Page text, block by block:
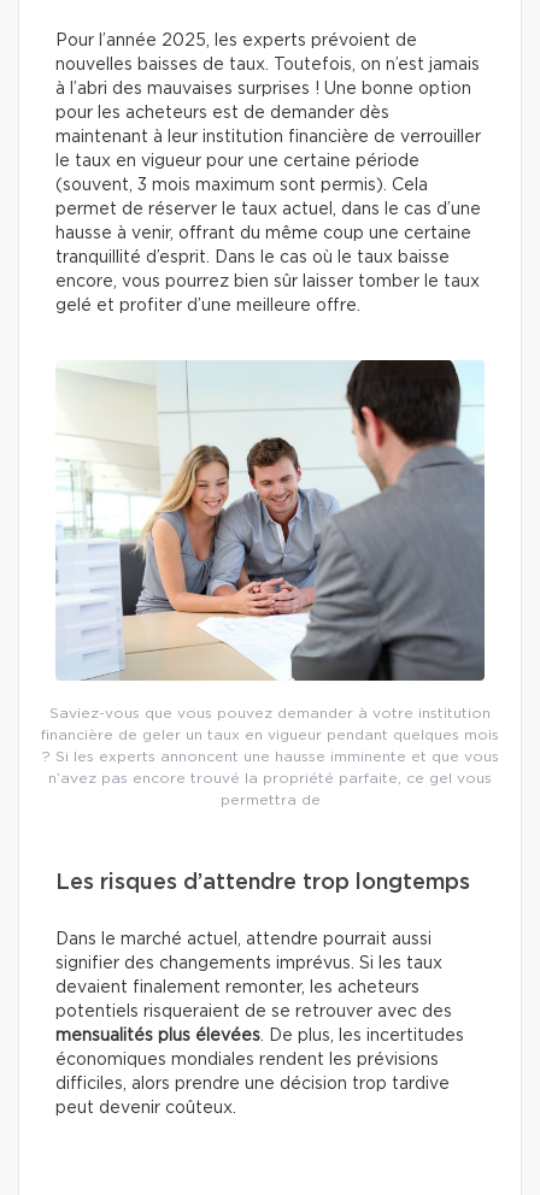
Pour l’année 2025, les experts prévoient de
nouvelles baisses de taux. Toutefois, on n’est jamais
à l’abri des mauvaises surprises ! Une bonne option
pour les acheteurs est de demander dès
maintenant à leur institution financière de verrouiller
le taux en vigueur pour une certaine période
(souvent, 3 mois maximum sont permis). Cela
permet de réserver le taux actuel, dans le cas d’une
hausse à venir, offrant du même coup une certaine
tranquillité d’esprit. Dans le cas où le taux baisse
encore, vous pourrez bien sûr laisser tomber le taux
gelé et profiter d’une meilleure offre.
Saviez-vous que vous pouvez demander à votre institution
financière de geler un taux en vigueur pendant quelques mois
? Si les experts annoncent une hausse imminente et que vous
n’avez pas encore trouvé la propriété parfaite, ce gel vous
permettra de
Les risques d’attendre trop longtemps
Dans le marché actuel, attendre pourrait aussi
signifier des changements imprévus. Si les taux
devaient finalement remonter, les acheteurs
potentiels risqueraient de se retrouver avec des
mensualités plus élevées. De plus, les incertitudes
économiques mondiales rendent les prévisions
difficiles, alors prendre une décision trop tardive
peut devenir coûteux.